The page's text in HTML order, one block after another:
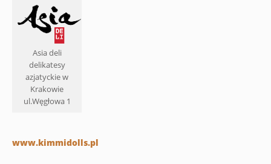
Asia deli
delikatesy
azjatyckie w
Krakowie
ul.Węgłowa 1
www.kimmidolls.pl